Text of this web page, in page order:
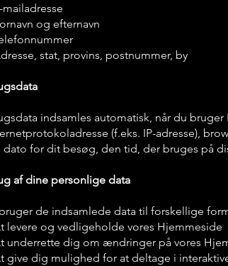
mailadresse
og efternavn
stat, provins, postnummer, by
indsamles automatisk, når du
(f.eks. IP-adresse),
dato for dit besøg, den tid, der bruges på
af dine personlige data
de indsamlede data til forskellige
levere og vedligeholde vores Hjemmeside
underrette dig om ændringer på vores
give dig mulighed for at deltage i